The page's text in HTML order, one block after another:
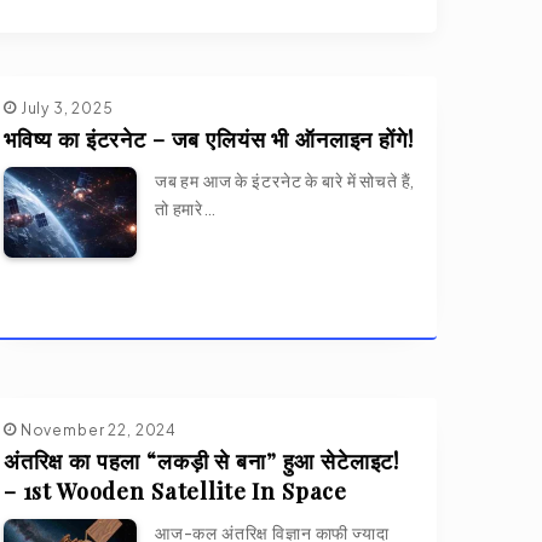
इन्सानों को हो रही है एक नई बीमारी! –
New Type 5 Diabetes!
M87 से पृथ्वी तक की यात्रा – 5 करोड़
साल का अद्भुत सफर
July 3, 2025
भविष्य का इंटरनेट – जब एलियंस भी ऑनलाइन होंगे!
जब हम आज के इंटरनेट के बारे में सोचते हैं,
तो हमारे…
November 22, 2024
अंतरिक्ष का पहला “लकड़ी से बना” हुआ सेटेलाइट!
– 1st Wooden Satellite In Space
आज-कल अंतरिक्ष विज्ञान काफी ज्यादा